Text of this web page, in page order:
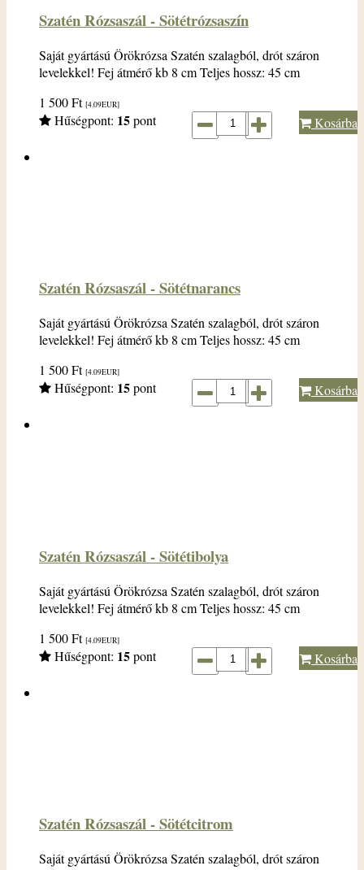
Szatén Rózsaszál - Sötétrózsaszín
Saját gyártású Örökrózsa Szatén szalagból, drót száron
levelekkel! Fej átmérő kb 8 cm Teljes hossz: 45 cm
1 500Ft [4.09EUR]
Hűségpont: 15pont Kosárba
Szatén Rózsaszál - Sötétnarancs
Saját gyártású Örökrózsa Szatén szalagból, drót száron
levelekkel! Fej átmérő kb 8 cm Teljes hossz: 45 cm
1 500Ft [4.09EUR]
Hűségpont: 15pont Kosárba
Szatén Rózsaszál - Sötétibolya
Saját gyártású Örökrózsa Szatén szalagból, drót száron
levelekkel! Fej átmérő kb 8 cm Teljes hossz: 45 cm
1 500Ft [4.09EUR]
Hűségpont: 15pont Kosárba
Szatén Rózsaszál - Sötétcitrom
Saját gyártású Örökrózsa Szatén szalagból, drót száron